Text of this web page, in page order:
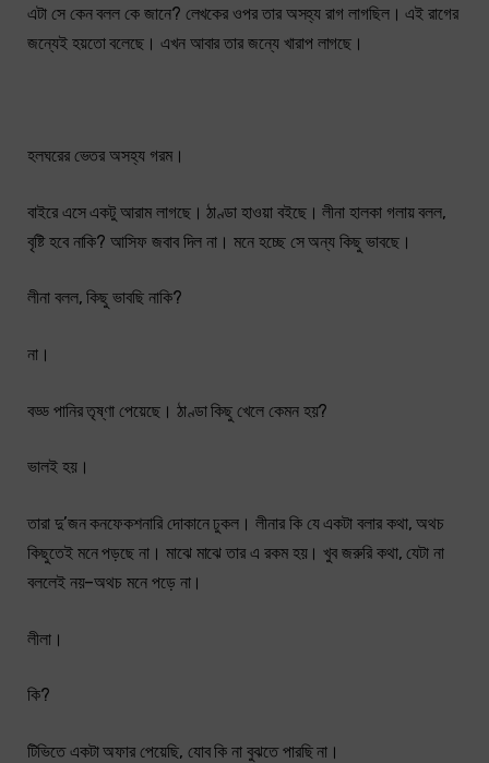
এটা সে কেন বলল কে জানে? লেখকের ওপর তার অসহ্য রাগ লাগছিল। এই রাগের
জন্যেই হয়তো বলেছে। এখন আবার তার জন্যে খারাপ লাগছে।
হলঘরের ভেতর অসহ্য গরম।
বাইরে এসে একটু আরাম লাগছে। ঠাণ্ডা হাওয়া বইছে। লীনা হালকা গলায় বলল,
বৃষ্টি হবে নাকি? আসিফ জবাব দিল না। মনে হচ্ছে সে অন্য কিছু ভাবছে।
লীনা বলল, কিছু ভাবছি নাকি?
না।
বড্ড পানির তৃষ্ণা পেয়েছে। ঠাণ্ডা কিছু খেলে কেমন হয়?
ভালই হয়।
তারা দু’জন কনফেকশনারি দোকানে ঢুকল। লীনার কি যে একটা বলার কথা, অথচ
কিছুতেই মনে পড়ছে না। মাঝে মাঝে তার এ রকম হয়। খুব জরুরি কথা, যেটা না
বললেই নয়–অথচ মনে পড়ে না।
লীলা।
কি?
টিভিতে একটা অফার পেয়েছি, যােব কি না বুঝতে পারছি না।